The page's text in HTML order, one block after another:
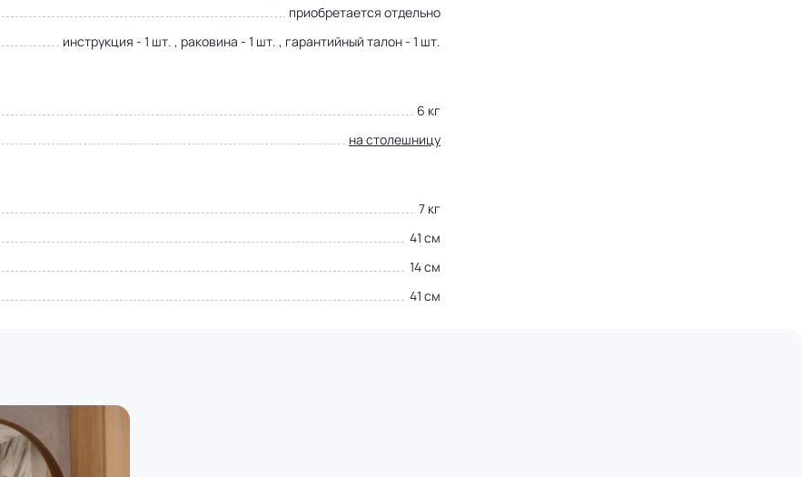
приобретается отдельно
инструкция - 1 шт. , раковина - 1 шт. , гарантийный талон - 1 шт.
6 кг
на столешницу
7 кг
41 см
14 см
41 см